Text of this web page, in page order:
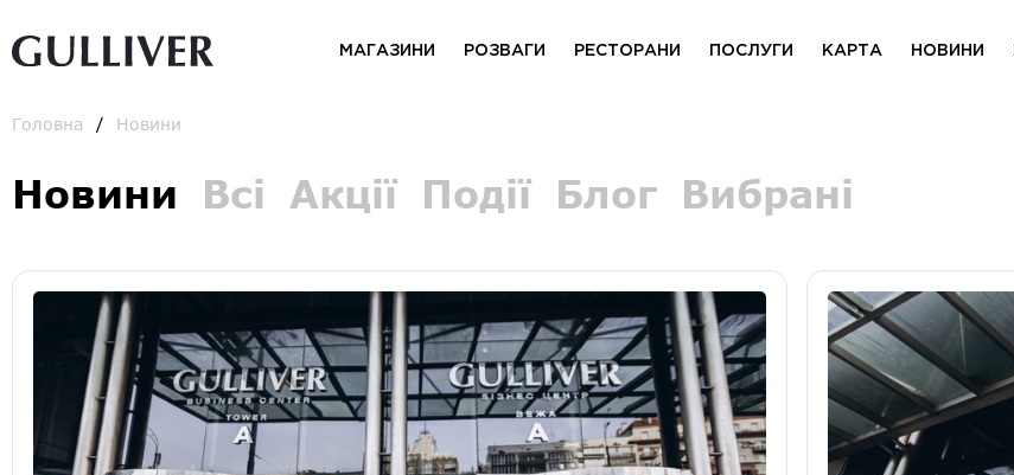
МАГАЗИНИ РОЗВАГИ РЕСТОРАНИ ПОСЛУГИ КАРТА НОВИНИ
Головна Новини
Новини Всі Акції Події Блог Вибрані